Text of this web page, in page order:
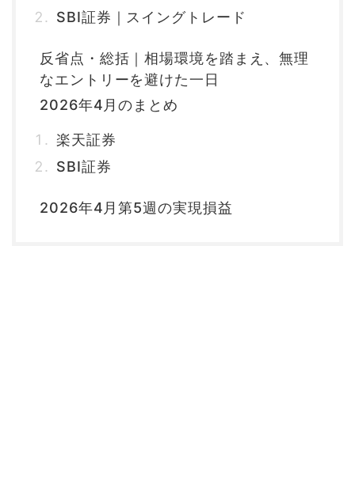
SBI証券｜スイングトレード
反省点・総括｜相場環境を踏まえ、無理
なエントリーを避けた一日
2026年4月のまとめ
楽天証券
SBI証券
2026年4月第5週の実現損益